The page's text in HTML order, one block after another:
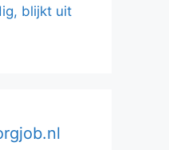
blijkt uit